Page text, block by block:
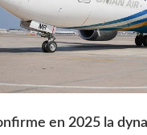
en 2025 la